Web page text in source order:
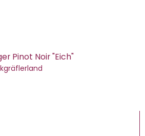
Pinot Noir "Eich"